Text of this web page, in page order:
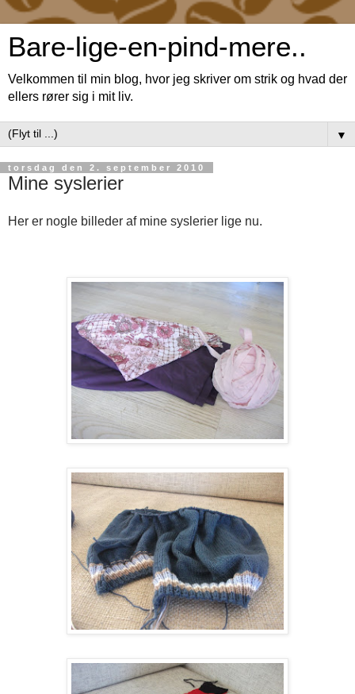
Bare-lige-en-pind-mere..
Velkommen til min blog, hvor jeg skriver om strik og hvad der
ellers rører sig i mit liv.
▼
torsdag den 2. september 2010
Mine syslerier
Her er nogle billeder af mine syslerier lige nu.